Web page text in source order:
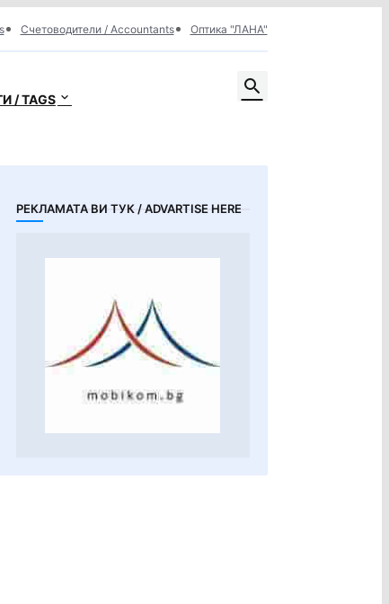
Счетоводители / Accountants Оптика "ЛАНА"
/ TAGS
РЕКЛАМАТА ВИ ТУК / ADVARTISE HERE